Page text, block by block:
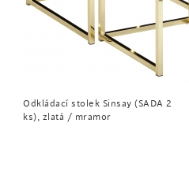
Odkládací stolek Sinsay (SADA 2
ks), zlatá / mramor